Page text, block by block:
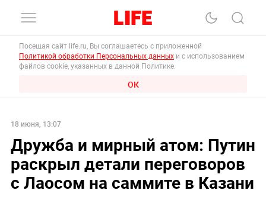
Посещая сайт life.ru, Вы соглашаетесь с приложенной
Политикой обработки Персональных данных и с использованием
файлов cookie, указанных в данной Политике.
ОК
18 июня, 13:07
Дружба и мирный атом: Путин
раскрыл детали переговоров
с Лаосом на саммите в Казани